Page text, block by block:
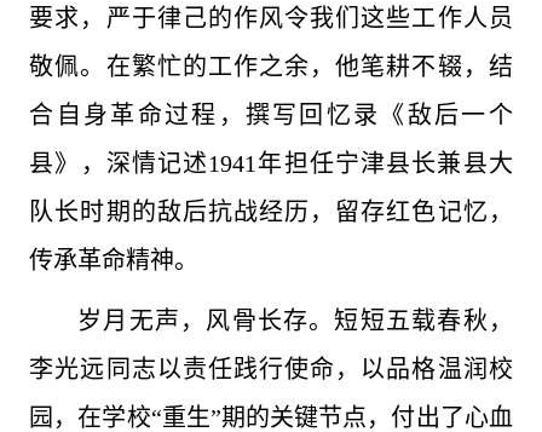
要求，严于律己的作风令我们这些工作人员
敬佩。在繁忙的工作之余，他笔耕不辍，结
合自身革命过程，撰写回忆录《敌后一个
县》，深情记述1941年担任宁津县长兼县大
队长时期的敌后抗战经历，留存红色记忆，
传承革命精神。
岁月无声，风骨长存。短短五载春秋，
李光远同志以责任践行使命，以品格温润校
园，在学校“重生”期的关键节点，付出了心血